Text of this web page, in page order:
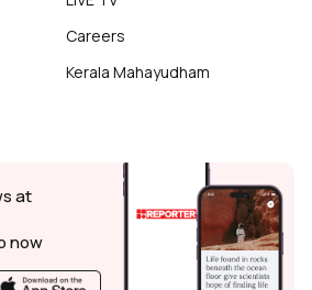
Careers
Kerala Mahayudham
at
now